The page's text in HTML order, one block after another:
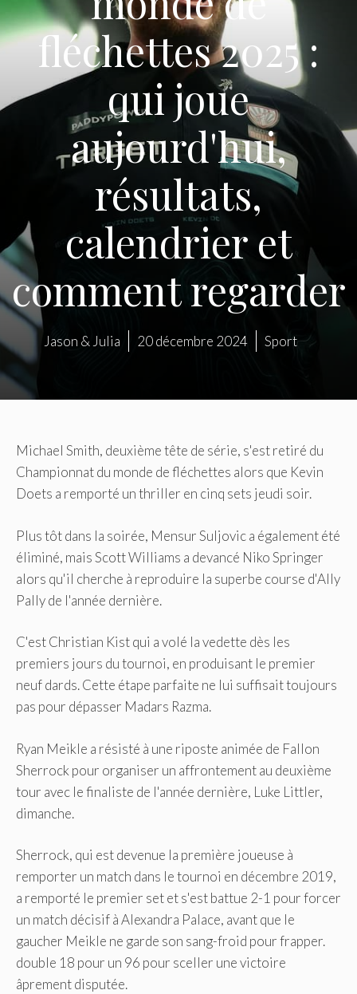
fléchettes 2025 :
qui joue
aujourd'hui,
résultats,
calendrier et
comment regarder
Jason & Julia 20 décembre 2024 Sport
Michael Smith, deuxième tête de série, s'est retiré du
Championnat du monde de fléchettes alors que Kevin
Doets a remporté un thriller en cinq sets jeudi soir.
Plus tôt dans la soirée, Mensur Suljovic a également été
éliminé, mais Scott Williams a devancé Niko Springer
alors qu'il cherche à reproduire la superbe course d'Ally
Pally de l'année dernière.
C'est Christian Kist qui a volé la vedette dès les
premiers jours du tournoi, en produisant le premier
neuf dards. Cette étape parfaite ne lui suffisait toujours
pas pour dépasser Madars Razma.
Ryan Meikle a résisté à une riposte animée de Fallon
Sherrock pour organiser un affrontement au deuxième
tour avec le finaliste de l'année dernière, Luke Littler,
dimanche.
Sherrock, qui est devenue la première joueuse à
remporter un match dans le tournoi en décembre 2019,
a remporté le premier set et s'est battue 2-1 pour forcer
un match décisif à Alexandra Palace, avant que le
gaucher Meikle ne garde son sang-froid pour frapper.
double 18 pour un 96 pour sceller une victoire
âprement disputée.